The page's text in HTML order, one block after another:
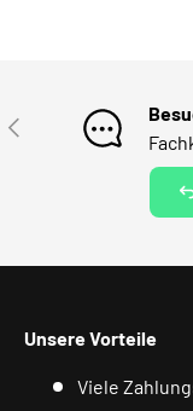
VORHERIGE
Unsere Vorteile
Viele